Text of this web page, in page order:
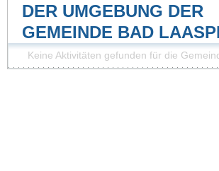
DER UMGEBUNG DER
GEMEINDE BAD
Keine Aktivitäten gefunden für die